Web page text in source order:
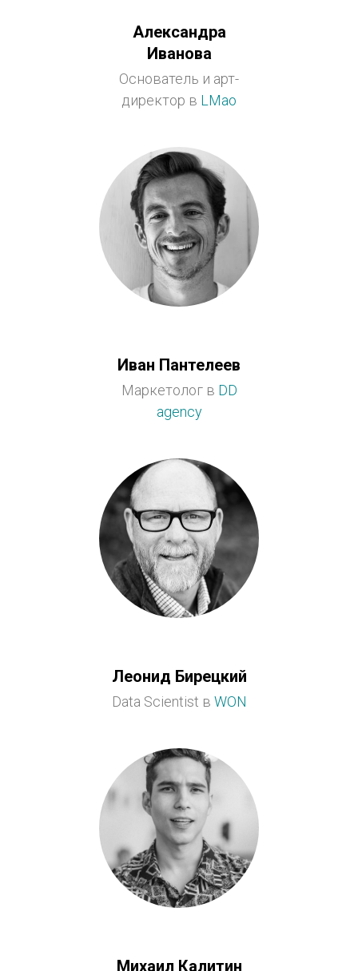
Александра
Иванова
Основатель и арт-
директор в LMao
Иван Пантелеев
Маркетолог в DD
agency
Леонид Бирецкий
Data Scientist в WON
Михаил Калитин